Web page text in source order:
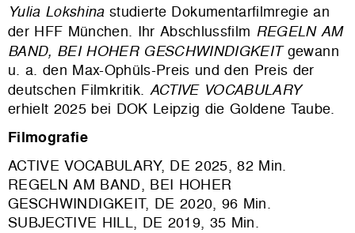
Yulia Lokshinastudierte Dokumentarfilmregie an
der HFF München. Ihr Abschlussfilm REGELN AM
BAND, BEI HOHER GESCHWINDIGKEITgewann
u. a. den Max-Ophüls-Preis und den Preis der
deutschen Filmkritik. ACTIVE VOCABULARY
erhielt 2025 bei DOK Leipzig die Goldene Taube.
Filmografie
ACTIVE VOCABULARY, DE 2025, 82 Min.
REGELN AM BAND, BEI HOHER
GESCHWINDIGKEIT, DE 2020, 96 Min.
SUBJECTIVE HILL, DE 2019, 35 Min.